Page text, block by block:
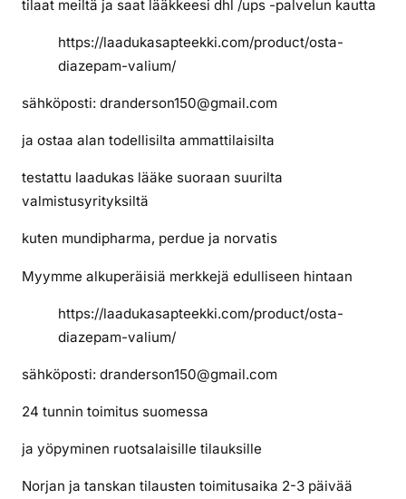
i
m
tilaat meiltä ja saat lääkkeesi dhl /ups -palvelun kautta
https://laadukasapteekki.com/product/osta-
diazepam-valium/
sähköposti: dranderson150@gmail.com
ja ostaa alan todellisilta ammattilaisilta
testattu laadukas lääke suoraan suurilta
valmistusyrityksiltä
kuten mundipharma, perdue ja norvatis
Myymme alkuperäisiä merkkejä edulliseen hintaan
https://laadukasapteekki.com/product/osta-
diazepam-valium/
sähköposti: dranderson150@gmail.com
24 tunnin toimitus suomessa
ja yöpyminen ruotsalaisille tilauksille
Norjan ja tanskan tilausten toimitusaika 2-3 päivää